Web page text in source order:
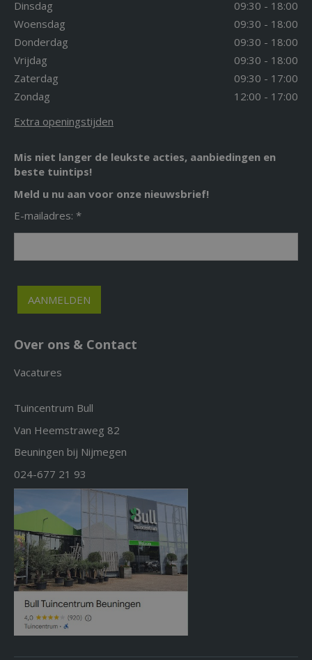
Dinsdag
09:30 - 18:00
Woensdag
09:30 - 18:00
Donderdag
09:30 - 18:00
Vrijdag
09:30 - 18:00
Zaterdag
09:30 - 17:00
Zondag
12:00 - 17:00
Extra openingstijden
Mis niet langer de leukste acties, aanbiedingen en
beste tuintips!
Meld u nu aan voor onze nieuwsbrief!
E-mailadres: *
Over ons & Contact
Vacatures
Tuincentrum Bull
Van Heemstraweg 82
Beuningen bij Nijmegen
024-677 21 93